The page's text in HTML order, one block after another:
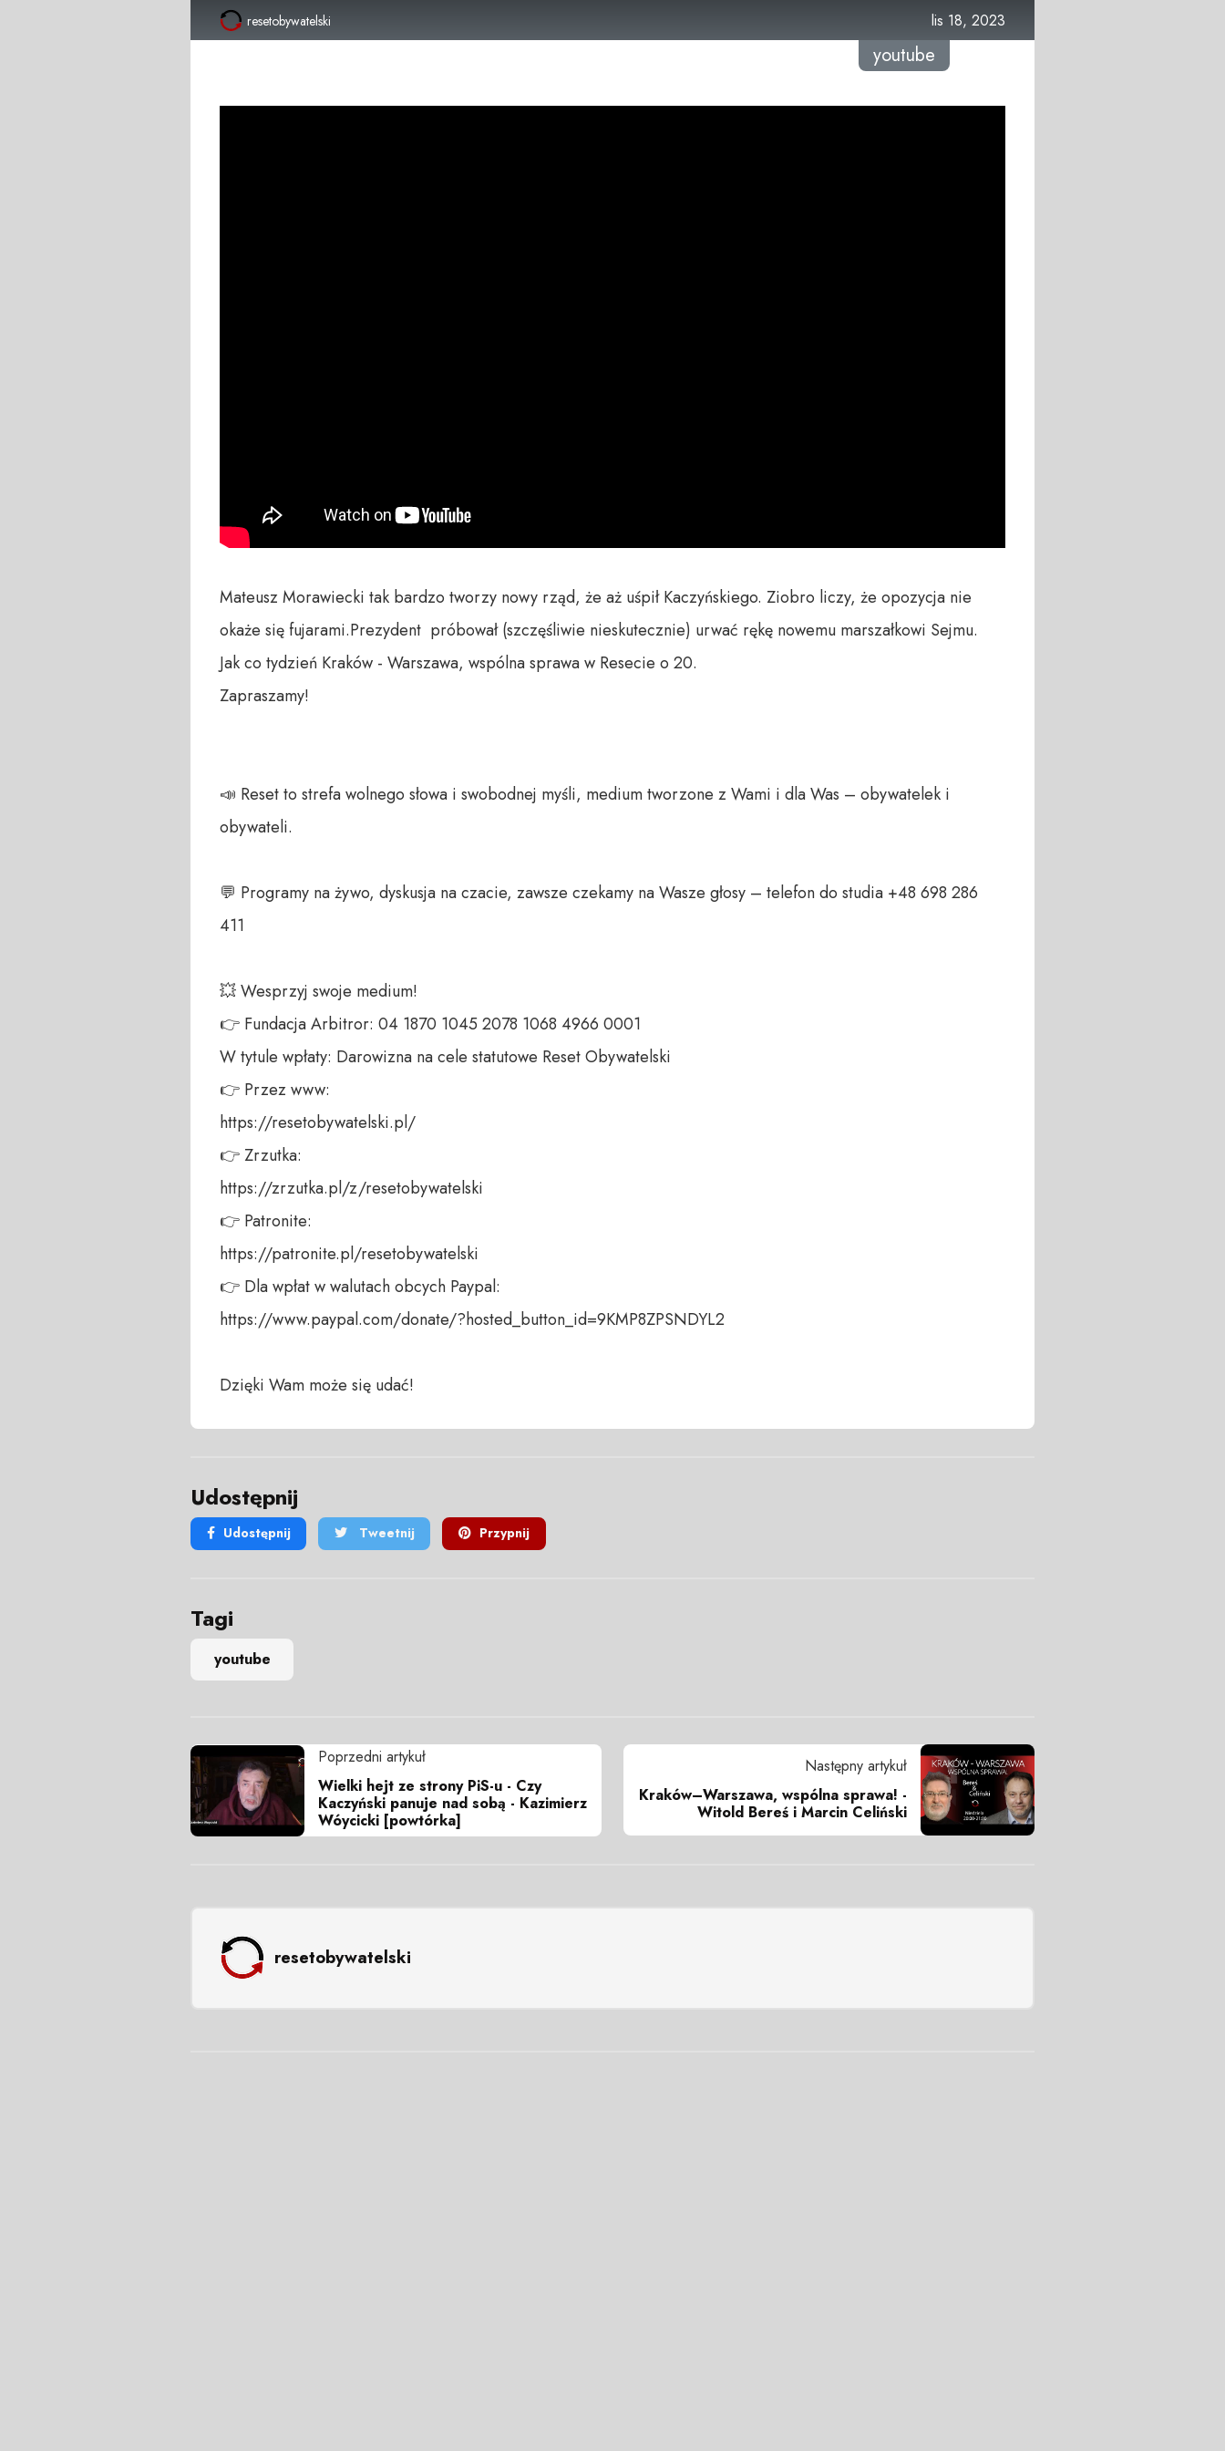
resetobywatelski lis 18, 2023
youtube
Mateusz Morawiecki tak bardzo tworzy nowy rząd, że aż uśpił Kaczyńskiego. Ziobro liczy, że opozycja nie
okaże się fujarami.Prezydent  próbował (szczęśliwie nieskutecznie) urwać rękę nowemu marszałkowi Sejmu.
Jak co tydzień Kraków - Warszawa, wspólna sprawa w Resecie o 20.
Zapraszamy!
📣 Reset to strefa wolnego słowa i swobodnej myśli, medium tworzone z Wami i dla Was – obywatelek i
obywateli.
💬 Programy na żywo, dyskusja na czacie, zawsze czekamy na Wasze głosy – telefon do studia +48 698 286
411
💥 Wesprzyj swoje medium!
👉 Fundacja Arbitror: 04 1870 1045 2078 1068 4966 0001
W tytule wpłaty: Darowizna na cele statutowe Reset Obywatelski
👉 Przez www:
https://resetobywatelski.pl/
👉 Zrzutka:
https://zrzutka.pl/z/resetobywatelski
👉 Patronite:
https://patronite.pl/resetobywatelski
👉 Dla wpłat w walutach obcych Paypal:
https://www.paypal.com/donate/?hosted_button_id=9KMP8ZPSNDYL2
Dzięki Wam może się udać!
Udostępnij
Udostępnij Tweetnij Przypnij
Tagi
youtube
Poprzedni artykuł
Wielki hejt ze strony PiS-u - Czy
Kaczyński panuje nad sobą - Kazimierz
Wóycicki [powtórka]
Następny artykuł
Kraków–Warszawa, wspólna sprawa! -
Witold Bereś i Marcin Celiński
resetobywatelski